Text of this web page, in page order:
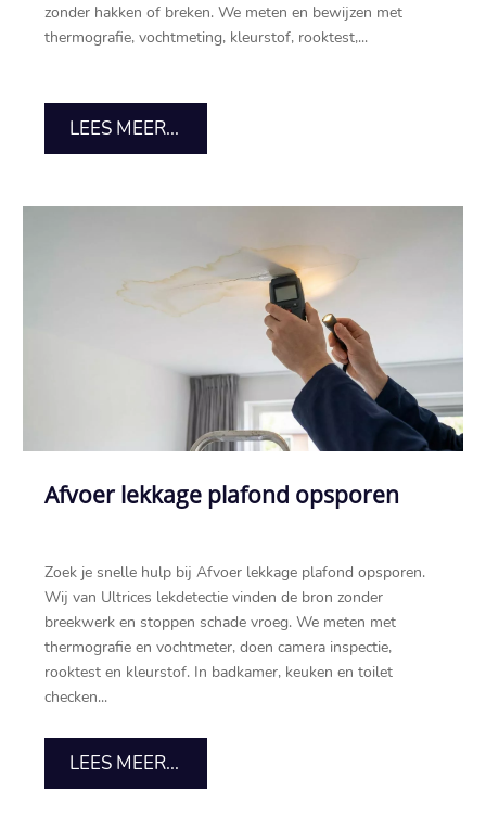
zonder hakken of breken.​ We meten en bewijzen met
thermografie, vochtmeting, kleurstof, rooktest,...
LEES MEER...
Afvoer lekkage plafond opsporen
Zoek je snelle hulp bij Afvoer lekkage plafond opsporen.
Wij van Ultrices lekdetectie vinden de bron zonder
breekwerk en stoppen schade vroeg. We meten met
thermografie en vochtmeter, doen camera inspectie,
rooktest en kleurstof. In badkamer, keuken en toilet
checken...
LEES MEER...